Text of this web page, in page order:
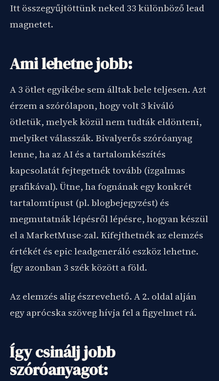
Itt összegyűjtöttünk neked 33 különböző lead
magnetet.
Ami lehetne jobb:
A 3 ötlet egyikébe sem álltak bele teljesen. Azt
érzem a szórólapon, hogy volt 3 kiváló
ötletük, melyek közül nem tudták eldönteni,
melyiket válasszák. Bivalyerős szóróanyag
lenne, ha az AI és a tartalomkészítés
kapcsolatát fejtegetnék tovább (izgalmas
grafikával). Ütne, ha fognának egy konkrét
tartalomtípust (pl. blogbejegyzést) és
megmutatnák lépésről lépésre, hogyan készül
el a MarketMuse-zal. Kifejthetnék az elemzés
értékét és epic leadgeneráló eszköz lehetne.
Így azonban 3 szék között a föld.
Az elemzés alig észrevehető. A 2. oldal alján
egy aprócska szöveg hívja fel a figyelmet rá.
Így csinálj jobb
szóróanyagot: